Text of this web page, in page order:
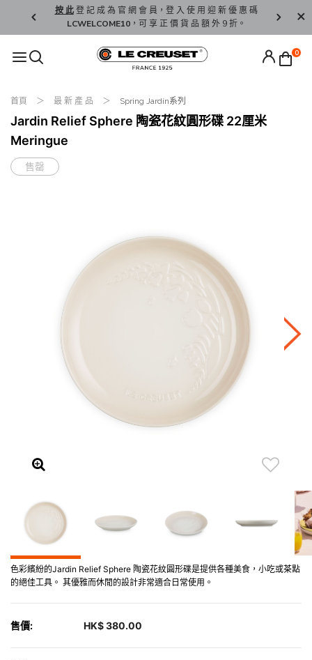
按 此登 記 成 為 官 網 會 員，登 入 使 用 迎 新 優 惠 碼
LCWELCOME10，可 享 正 價 貨 品 額 外 9 折。
香 港 / 澳
0
首頁 最 新 產 品 Spring Jardin系列
Jardin Relief Sphere 陶瓷花紋圓形碟 22厘米
Meringue
售罄
色彩繽紛的Jardin Relief Sphere 陶瓷花紋圓形碟是提供各種美食，小吃或茶點
的絕佳工具。 其優雅而休閒的設計非常適合日常使用。
售價: HK$ 380.00